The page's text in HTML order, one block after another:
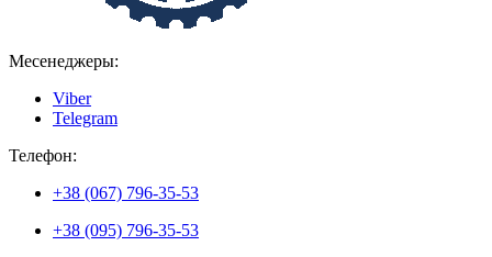
Месенеджеры:
Viber
Telegram
Телефон:
+38 (067) 796-35-53
+38 (095) 796-35-53